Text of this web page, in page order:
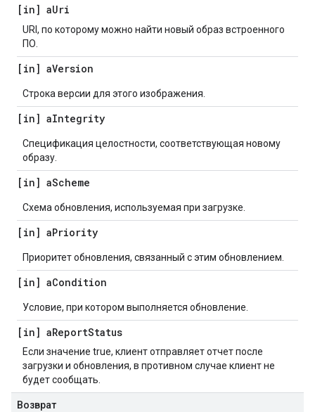
[in] aUri
URI, по которому можно найти новый образ встроенного
ПО.
[in] aVersion
Строка версии для этого изображения.
[in] aIntegrity
Спецификация целостности, соответствующая новому
образу.
[in] aScheme
Схема обновления, используемая при загрузке.
[in] aPriority
Приоритет обновления, связанный с этим обновлением.
[in] aCondition
Условие, при котором выполняется обновление.
[in] aReportStatus
Если значение true, клиент отправляет отчет после
загрузки и обновления, в противном случае клиент не
будет сообщать.
Возврат